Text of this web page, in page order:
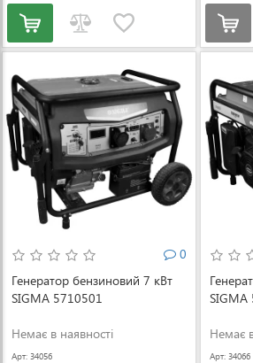
0
Генератор бензиновий 7 кВт
SIGMA 5710501
Немає в наявності
Арт: 34056
SIGMA
Немає
Арт: 34066